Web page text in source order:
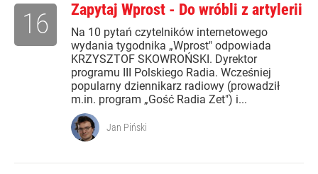
Zapytaj Wprost - Do wróbli z artylerii
Na 10 pytań czytelników internetowego
wydania tygodnika „Wprost" odpowiada
KRZYSZTOF SKOWROŃSKI. Dyrektor
programu III Polskiego Radia. Wcześniej
popularny dziennikarz radiowy (prowadził
m.in. program „Gość Radia Zet") i...
16
Jan Piński